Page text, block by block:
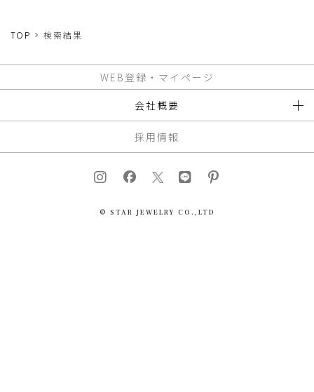
TOP 検索結果
WEB登録・マイページ
会社概要
採用情報
© STAR JEWELRY CO.,LTD